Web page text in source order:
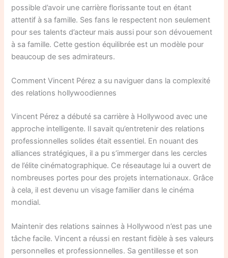
possible d’avoir une carrière florissante tout en étant
attentif à sa famille. Ses fans le respectent non seulement
pour ses talents d’acteur mais aussi pour son dévouement
à sa famille. Cette gestion équilibrée est un modèle pour
beaucoup de ses admirateurs.
Comment Vincent Pérez a su naviguer dans la complexité
des relations hollywoodiennes
Vincent Pérez a débuté sa carrière à Hollywood avec une
approche intelligente. Il savait qu’entretenir des relations
professionnelles solides était essentiel. En nouant des
alliances stratégiques, il a pu s’immerger dans les cercles
de l’élite cinématographique. Ce réseautage lui a ouvert de
nombreuses portes pour des projets internationaux. Grâce
à cela, il est devenu un visage familier dans le cinéma
mondial.
Maintenir des relations sainnes à Hollywood n’est pas une
tâche facile. Vincent a réussi en restant fidèle à ses valeurs
personnelles et professionnelles. Sa gentillesse et son